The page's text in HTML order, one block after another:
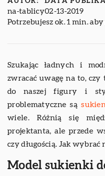
na-tablicy02-13-2019
Potrzebujesz ok. 1 min.
Szukając ładnych i
zwracać uwagę na to,
do naszej figury i
problematyczne są
wiele. Różnią się
projektanta, ale przede
czy długością. Jak wybrać
Model sukienki